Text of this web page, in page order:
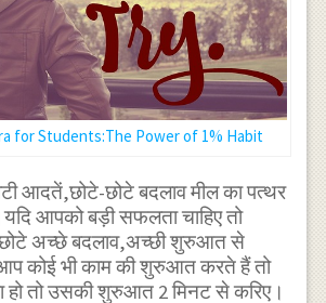
for Students:The Power of 1% Habit
आदतें,छोटे-छोटे बदलाव मील का पत्थर
आपको बड़ी सफलता चाहिए तो
अच्छे बदलाव,अच्छी शुरुआत से
कोई भी काम की शुरुआत करते हैं तो
तो उसकी शुरुआत 2 मिनट से करिए।